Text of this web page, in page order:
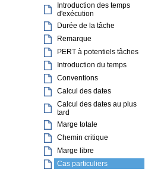
Introduction des temps
d'exécution
Durée de la tâche
Remarque
PERT à potentiels tâches
Introduction du temps
Conventions
Calcul des dates
Calcul des dates au plus
tard
Marge totale
Chemin critique
Marge libre
Cas particuliers